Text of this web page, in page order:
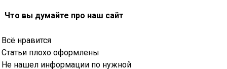
Что вы думайте про наш сайт
Всё нравится
Статьи плохо оформлены
Не нашел информации по нужной